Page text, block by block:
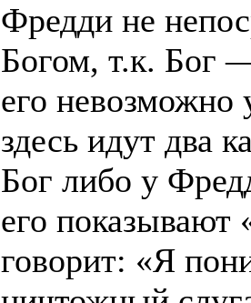
Фредди не
Богом, т.к. Бог
его невозможно
здесь идут два
Бог либо у
его показывают
говорит: «Я